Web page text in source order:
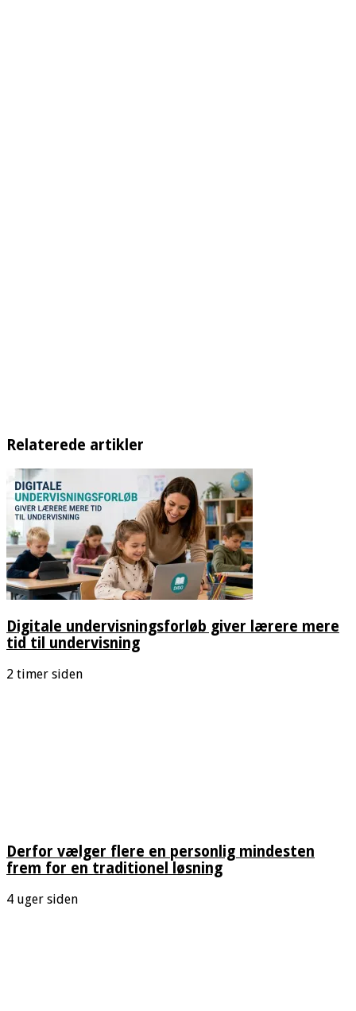
Relaterede artikler
Digitale undervisningsforløb giver lærere mere
tid til undervisning
2 timer siden
Derfor vælger flere en personlig mindesten
frem for en traditionel løsning
4 uger siden